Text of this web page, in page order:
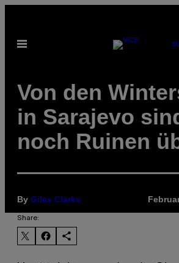
content
Open
Von den
in Sarajevo
noch Ruinen
By Giles Clarke
Share: